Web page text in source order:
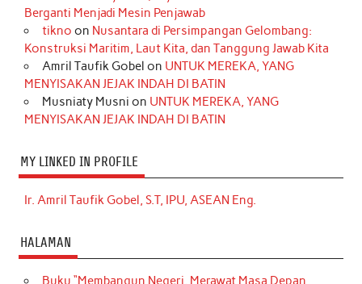
Berganti Menjadi Mesin Penjawab
tikno on Nusantara di Persimpangan Gelombang:
Konstruksi Maritim, Laut Kita, dan Tanggung Jawab Kita
Amril Taufik Gobel on UNTUK MEREKA, YANG
MENYISAKAN JEJAK INDAH DI BATIN
Musniaty Musni on UNTUK MEREKA, YANG
MENYISAKAN JEJAK INDAH DI BATIN
MY LINKED IN PROFILE
Ir. Amril Taufik Gobel, S.T, IPU, ASEAN Eng.
HALAMAN
Buku “Membangun Negeri, Merawat Masa Depan